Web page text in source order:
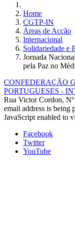
Home
CGTP-IN
Áreas de Acção
Internacional
Solidariedade e
Jornada
pela Paz no
CONFEDERAÇÃO
PORTUGUESES -
Rua Victor Cordon,
email address is being
JavaScript enabled to
Facebook
Twitter
YouTube